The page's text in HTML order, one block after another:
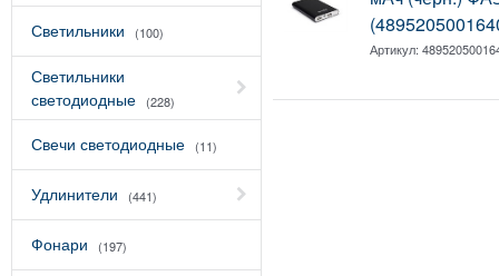
Светильники (100)
Светильники
светодиодные
(228)
Свечи светодиодные (11)
Удлинители (441)
Фонари (197)
Артикул: